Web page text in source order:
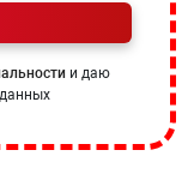
и даю